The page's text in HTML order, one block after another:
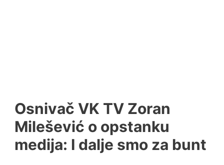
Osnivač VK TV Zoran
Milešević o opstanku
medija: I dalje smo za bunt